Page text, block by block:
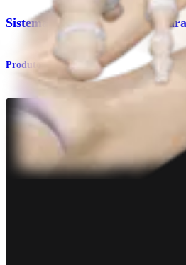
Sistema de placas de titânio
Produto